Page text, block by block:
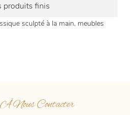
produits finis
À Nous Contacter